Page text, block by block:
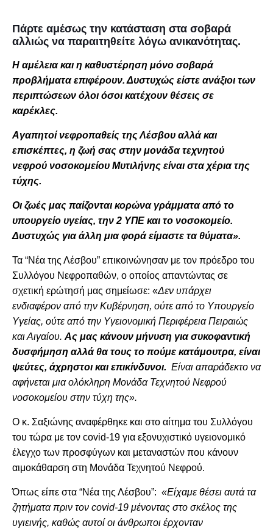
Πάρτε αμέσως την κατάσταση στα σοβαρά
αλλιώς να παραιτηθείτε λόγω ανικανότητας.
Η αμέλεια και η καθυστέρηση μόνο σοβαρά
προβλήματα επιφέρουν. Δυστυχώς είστε ανάξιοι των
περιπτώσεων όλοι όσοι κατέχουν θέσεις σε
καρέκλες.
Αγαπητοί νεφροπαθείς της Λέσβου αλλά και
επισκέπτες, η ζωή σας στην μονάδα τεχνητού
νεφρού νοσοκομείου Μυτιλήνης είναι στα χέρια της
τύχης.
Οι ζωές μας παίζονται κορώνα γράμματα από το
υπουργείο υγείας, την 2 ΥΠΕ και το νοσοκομείο.
Δυστυχώς για άλλη μια φορά είμαστε τα θύματα».
Τα “Νέα της Λέσβου” επικοινώνησαν με τον πρόεδρο του
Συλλόγου Νεφροπαθών, ο οποίος απαντώντας σε
σχετική ερώτησή μας σημείωσε: «Δεν υπάρχει
ενδιαφέρον από την Κυβέρνηση, ούτε από το Υπουργείο
Υγείας, ούτε από την Υγειονομική Περιφέρεια Πειραιώς
και Αιγαίου. Ας μας κάνουν μήνυση για συκοφαντική
δυσφήμηση αλλά θα τους το πούμε κατάμουτρα, είναι
ψεύτες, άχρηστοι και επικίνδυνοι. Είναι απαράδεκτο να
αφήνεται μια ολόκληρη Μονάδα Τεχνητού Νεφρού
νοσοκομείου στην τύχη της».
Ο κ. Σαξιώνης αναφέρθηκε και στο αίτημα του Συλλόγου
του τώρα με τον covid-19 για εξονυχιστικό υγειονομικό
έλεγχο των προσφύγων και μεταναστών που κάνουν
αιμοκάθαρση στη Μονάδα Τεχνητού Νεφρού.
Όπως είπε στα “Νέα της Λέσβου”: «Είχαμε θέσει αυτά τα
ζητήματα πριν τον covid-19 μένοντας στο σκέλος της
υγιεινής, καθώς αυτοί οι άνθρωποι έρχονταν